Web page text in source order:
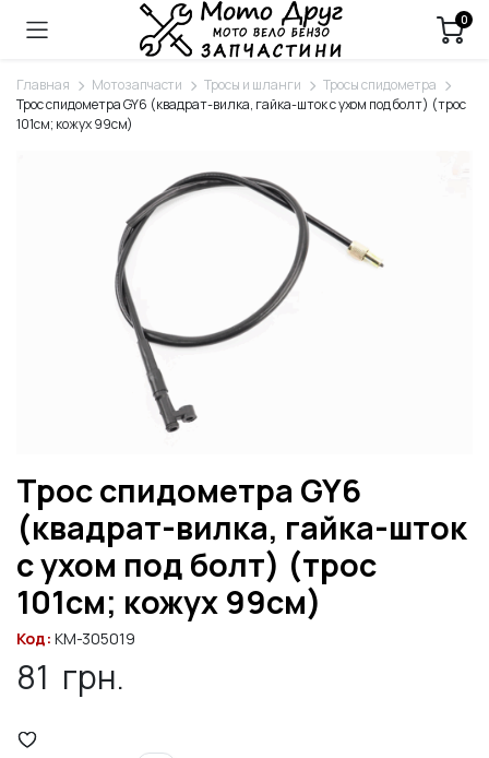
0
Главная Мотозапчасти Тросы и шланги
Тросы спидометра
Трос спидометра GY6 (квадрат-вилка, гайка-шток с ухом под болт) (трос
101см; кожух 99см)
Трос спидометра GY6
(квадрат-вилка, гайка-шток
с ухом под болт) (трос
101см; кожух 99см)
Код: KM-305019
81 грн.